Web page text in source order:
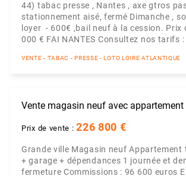
44) tabac presse , Nantes , axe gtros
stationnement aisé, fermé Dimanche ,
loyer - 600€ ,bail neuf à la cession. Prix
000 € FAI NANTES Consultez nos tarifs
VENTE - TABAC - PRESSE - LOTO LOIRE ATLANTIQUE
Vente magasin neuf avec appartement
Prix de vente :226 800 €
Grande ville Magasin neuf Appartement
+ garage + dépendances 1 journée et
fermeture Commissions : 96 600 euros